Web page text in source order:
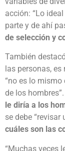
acción: “Lo
parte y de ahí
de selección y
También
las personas,
“no es lo mismo
de los
le diría a los
se debe
cuáles son las
“Muchas veces